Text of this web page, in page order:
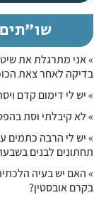
» אני מתרגלת את
בדיקה לאחר צאת
» יש לי דימום קדם
» לא קיבלתי וסת
» יש לי הרבה כתמים
תחתונים לבנים
» האם יש בעיה
בקרם אובסטין?